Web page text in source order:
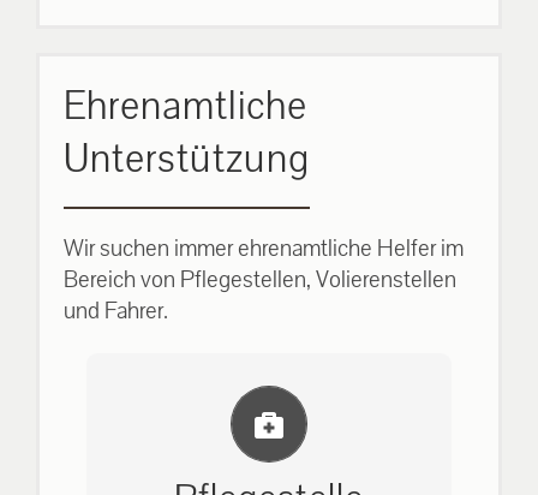
Ehrenamtliche
Unterstützung
Wir suchen immer ehrenamtliche Helfer im
Bereich von Pflegestellen, Volierenstellen
und Fahrer.
Einlernung und Infos